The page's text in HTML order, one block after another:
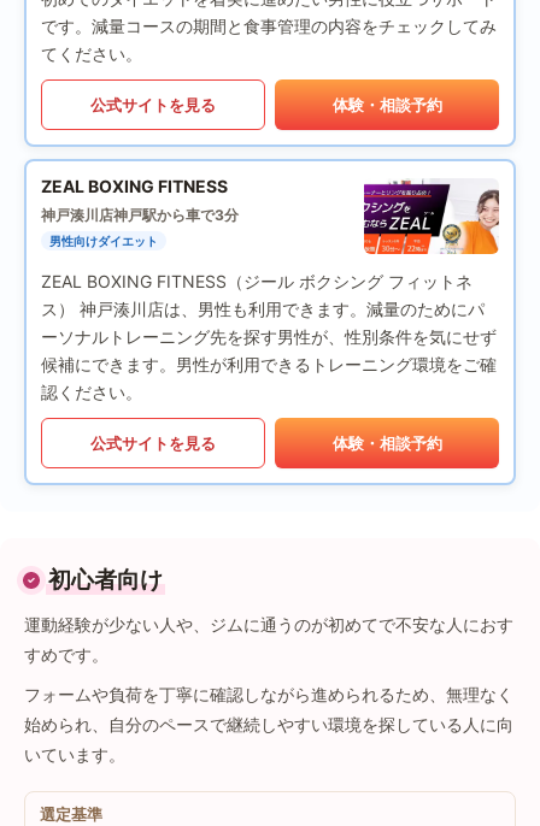
です。減量コースの期間と食事管理の内容をチェックしてみ
てください。
公式サイトを見る 体験・相談予約
ZEAL BOXING FITNESS
神戸湊川店神戸駅から車で3分
男性向けダイエット
ZEAL BOXING FITNESS（ジール ボクシング フィットネ
ス） 神戸湊川店は、男性も利用できます。減量のためにパ
ーソナルトレーニング先を探す男性が、性別条件を気にせず
候補にできます。男性が利用できるトレーニング環境をご確
認ください。
公式サイトを見る 体験・相談予約
初心者向け
運動経験が少ない人や、ジムに通うのが初めてで不安な人におす
すめです。
フォームや負荷を丁寧に確認しながら進められるため、無理なく
始められ、自分のペースで継続しやすい環境を探している人に向
いています。
選定基準